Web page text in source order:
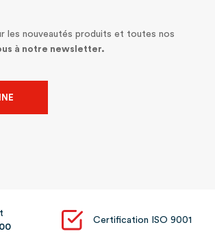
les nouveautés produits et toutes nos
à notre newsletter.
Certification ISO 9001